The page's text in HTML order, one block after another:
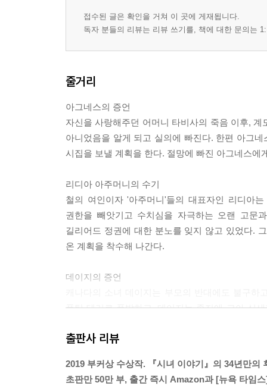
접수된 글은 확인을 거쳐 이 곳에 게재됩니다.
독자 분들의 리뷰는 리뷰 쓰기를, 책에 대한 문의는
줄거리
아그네스의 증언
자신을 사랑해주던 어머니 타비사의 죽음 이후,
아니었음을 알게 되고 실의에 빠진다. 한편 아그
시집을 보낼 계획을 한다. 절망에 빠진 아그네스
리디아 아주머니의 수기
철의 여인이자 '아주머니'들의 대표자인 리디아
권한을 빼앗기고 수치심을 자극하는 오랜 고문
길리어드 정권에 대한 분노를 잊지 않고 있었다.
온 계획을 착수해 나간다.
데이지의 증언
폭탄 테러로 폭발하고, 데이지는 졸지에 고아 신
출판사 리뷰
2019 부커상 수상작. 『시녀 이야기』의 34년만의
초판만 50만 부, 출간 즉시 Amazon과 [뉴욕 타임